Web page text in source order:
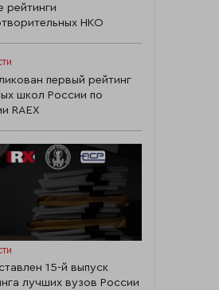
рейтинги
НКО
первый рейтинг
школ России по
RAEX
15-й выпуск
лучших вузов России